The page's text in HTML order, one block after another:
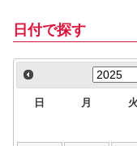
日付で探す
日 月 火